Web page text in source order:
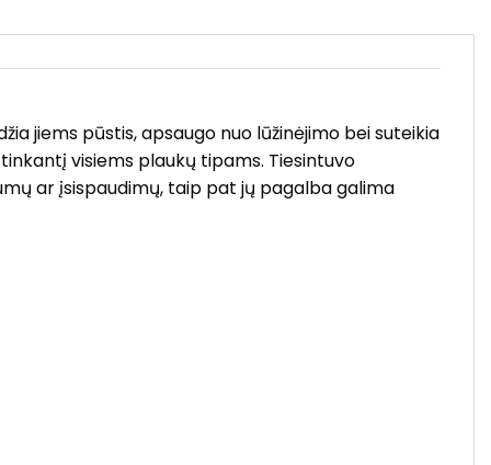
jiems pūstis, apsaugo nuo lūžinėjimo bei suteikia
visiems plaukų tipams. Tiesintuvo
ar įsispaudimų, taip pat jų pagalba galima